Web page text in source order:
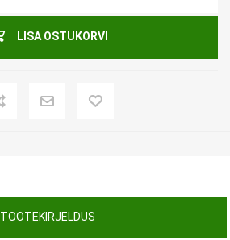
LISA OSTUKORVI
TOOTEKIRJELDUS